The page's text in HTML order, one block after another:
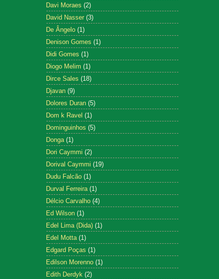
Davi Moraes (2)
David Nasser (3)
De Ângelo (1)
Denison Gomes (1)
Didi Gomes (1)
Diogo Melim (1)
Dirce Sales (18)
Djavan (9)
Dolores Duran (5)
Dom k Ravel (1)
Dominguinhos (5)
Donga (1)
Dori Caymmi (2)
Dorival Caymmi (19)
Dudu Falcão (1)
Durval Ferreira (1)
Délcio Carvalho (4)
Ed Wilson (1)
Edel Lima (Dida) (1)
Edel Motta (1)
Edgard Poças (1)
Edilson Morenno (1)
Edith Derdyk (2)